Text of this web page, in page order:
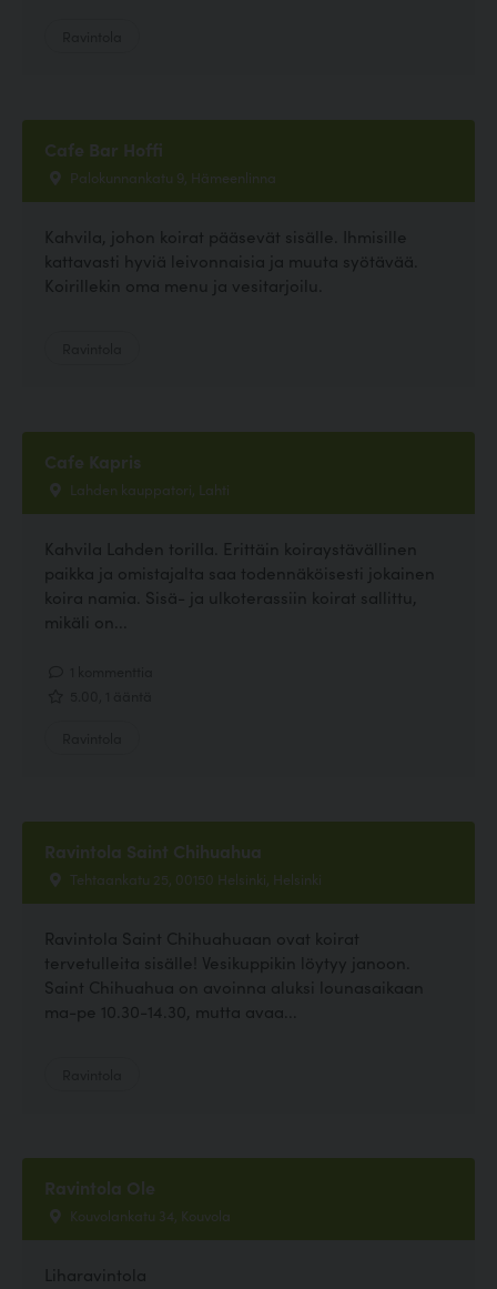
Cafe Bar Hoffi
Palokunnankatu 9, Hämeenlinna
Kahvila, johon koirat pääsevät sisälle. Ihmisille
kattavasti hyviä leivonnaisia ja muuta syötävää.
Koirillekin oma menu ja vesitarjoilu.
Cafe Kapris
Lahden kauppatori, Lahti
Kahvila Lahden torilla. Erittäin koiraystävällinen
paikka ja omistajalta saa todennäköisesti jokainen
koira namia. Sisä- ja ulkoterassiin koirat sallittu,
mikäli on...
Ravintola Saint Chihuahua
Tehtaankatu 25, 00150 Helsinki, Helsinki
Ravintola Saint Chihuahuaan ovat koirat
tervetulleita sisälle! Vesikuppikin löytyy janoon.
Saint Chihuahua on avoinna aluksi lounasaikaan
ma-pe 10.30-14.30, mutta avaa...
Ravintola Ole
Kouvolankatu 34, Kouvola
Liharavintola